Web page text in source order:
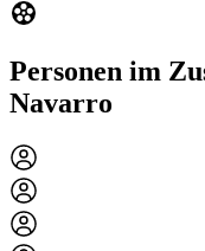
Personen im
Navarro